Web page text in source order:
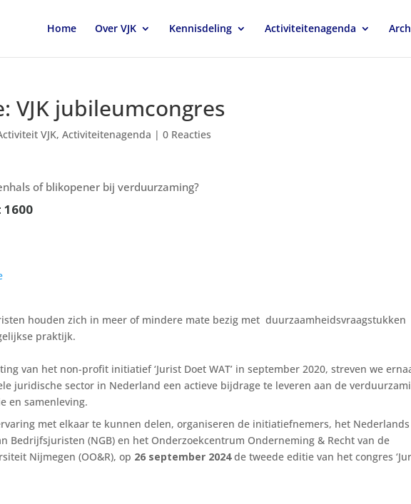
Home Over VJK Kennisdeling Activiteitenagenda
VJK jubileumcongres
VJK,Activiteitenagenda |0 Reacties
of blikopener bij verduurzaming?
1600
houden zich in meer of mindere mate bezig met duurzaamheidsvraagstukken
praktijk.
van het non-profit initiatief ‘Jurist Doet WAT’ in september 2020, streven we
juridische sector in Nederland een actieve bijdrage te leveren aan de
en samenleving.
met elkaar te kunnen delen, organiseren de initiatiefnemers, het Nederlands
Bedrijfsjuristen (NGB) en het Onderzoekcentrum Onderneming & Recht van de
Nijmegen (OO&R), op 26 september 2024de tweede editie van het congres